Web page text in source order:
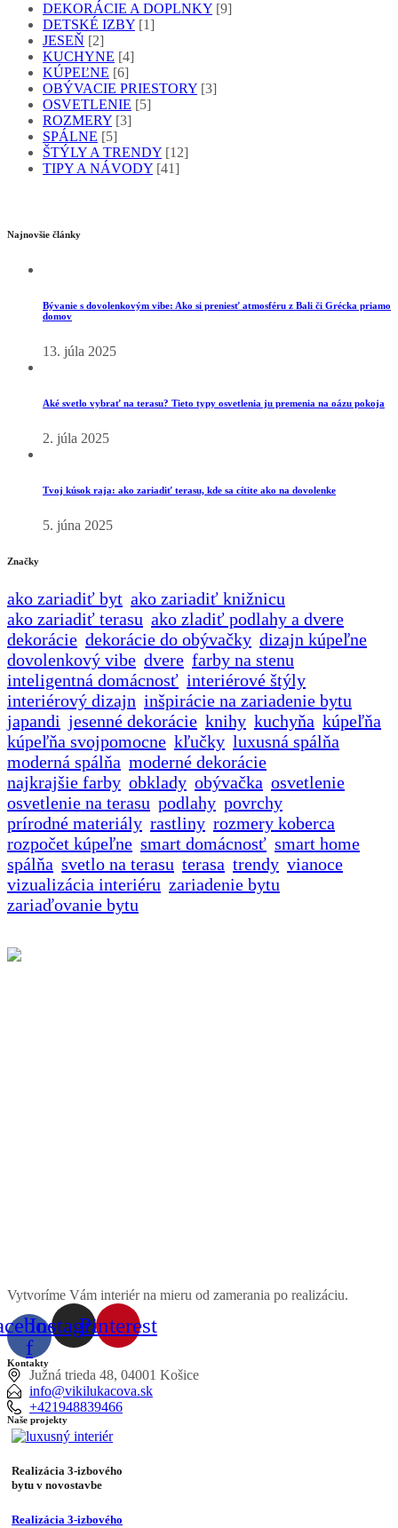
DEKORÁCIE A DOPLNKY [9]
DETSKÉ IZBY [1]
JESEŇ [2]
KUCHYNE [4]
KÚPEĽNE [6]
OBÝVACIE PRIESTORY [3]
OSVETLENIE [5]
ROZMERY [3]
SPÁLNE [5]
ŠTÝLY A TRENDY [12]
TIPY A NÁVODY [41]
Najnovšie články
Bývanie s dovolenkovým vibe: Ako si preniesť atmosféru z Bali či Grécka priamo
domov
13. júla 2025
Aké svetlo vybrať na terasu? Tieto typy osvetlenia ju premenia na oázu pokoja
2. júla 2025
Tvoj kúsok raja: ako zariadiť terasu, kde sa cítite ako na dovolenke
5. júna 2025
Značky
ako zariadiť byt ako zariadiť knižnicu
ako zariadiť terasu ako zladiť podlahy a dvere
dekorácie dekorácie do obývačky dizajn kúpeľne
dovolenkový vibe dvere farby na stenu
inteligentná domácnosť interiérové štýly
interiérový dizajn inšpirácie na zariadenie bytu
japandi jesenné dekorácie knihy kuchyňa kúpeľňa
kúpeľňa svojpomocne kľučky luxusná spálňa
moderná spálňa moderné dekorácie
najkrajšie farby obklady obývačka osvetlenie
osvetlenie na terasu podlahy povrchy
prírodné materiály rastliny rozmery koberca
rozpočet kúpeľne smart domácnosť smart home
spálňa svetlo na terasu terasa trendy vianoce
vizualizácia interiéru zariadenie bytu
zariaďovanie bytu
Vytvoríme Vám interiér na mieru od zamerania po realizáciu.
f
InstagramPinterest
Kontakty
Južná trieda 48, 04001 Košice
info@vikilukacova.sk
+421948839466
Naše projekty
Realizácia 3-izbového
bytu v novostavbe
Realizácia 3-izbového